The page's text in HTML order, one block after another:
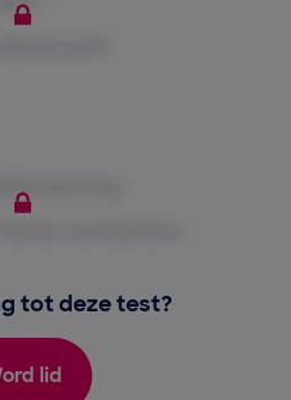
tot deze test?
lid